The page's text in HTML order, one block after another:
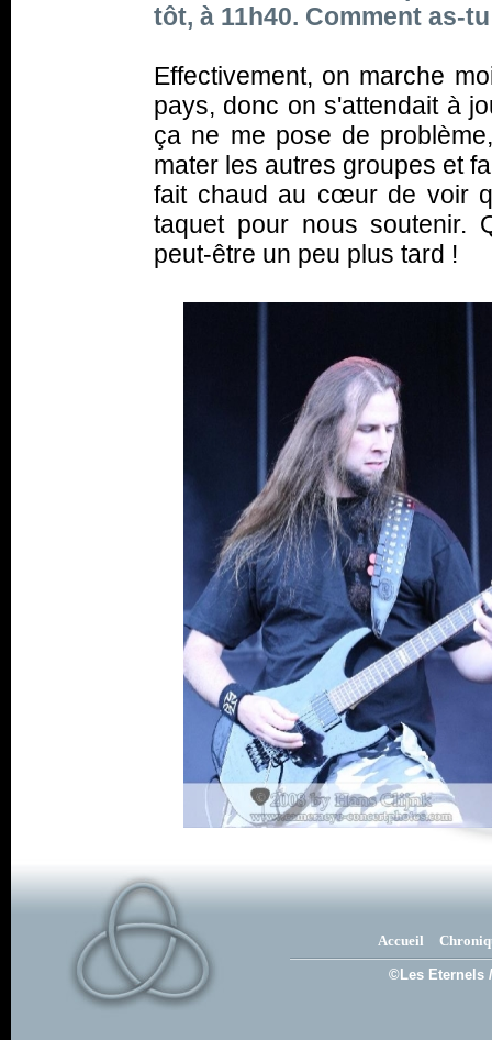
tôt, à 11h40. Comment as-
Effectivement, on marche
pays, donc on s'attendait à
ça ne me pose de
mater les autres groupes et
fait chaud au cœur de voir
taquet pour nous soutenir.
peut-être un peu plus tard !
Accueil
©Les Eternels